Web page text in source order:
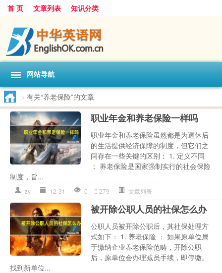
首 页 文章列表 知识分类
网站导航
> 有关“养老保险”的文章
职业年金和养老保险一样吗
职业年金和养老保险虽然都是为退休后
的生活提供经济保障的制度，但它们之
间存在一些关键的区别： 1. 定义不同
： 养老保险是国家强制实行的社会保险
制度，旨...
zy 12-31 0 279 文章列表
被开除公职人员的社保怎么办
公职人员被开除公职后，其社保处理方
式如下： 1. 养老保险 ： 如果原单位属
于缴纳企业养老保险范畴，开除公职
后，原单位会办理减员手续，即停缴。
找到新单位...